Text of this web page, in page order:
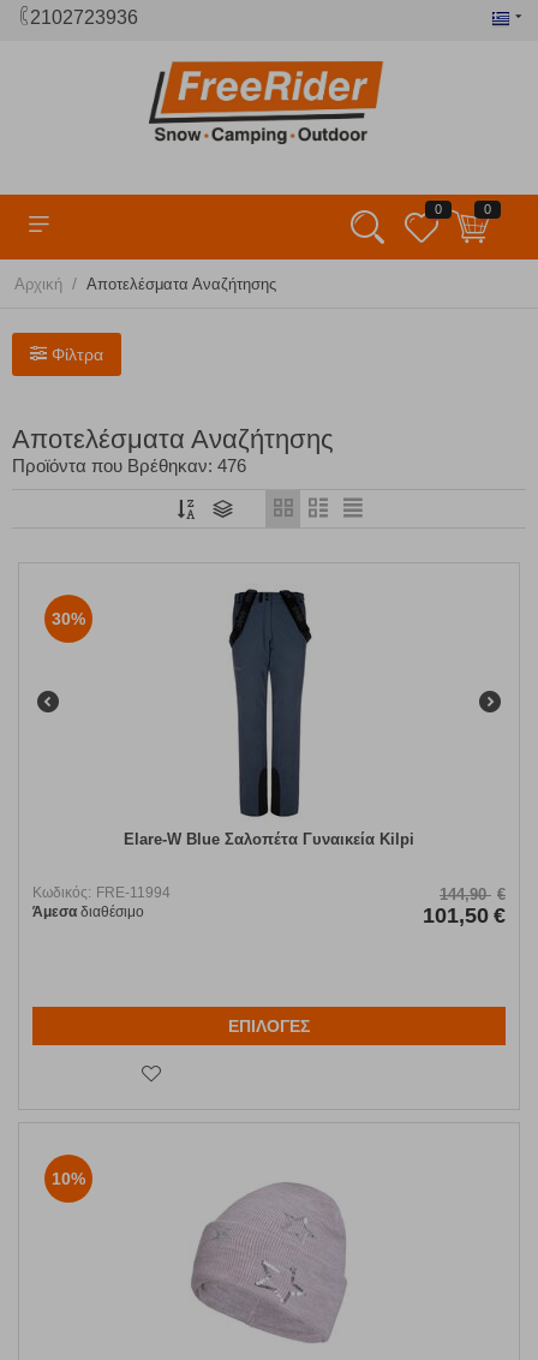
2102723936
0 0
Αρχική / Αποτελέσματα Αναζήτησης
Φίλτρα
Αποτελέσματα Αναζήτησης
Προϊόντα που Βρέθηκαν: 476
30%
Elare-W Blue Σαλοπέτα Γυναικεία Kilpi
Κωδικός: FRE-11994
Άμεσα διαθέσιμο
144,90 €
101,50 €
ΕΠΙΛΟΓΕΣ
10%